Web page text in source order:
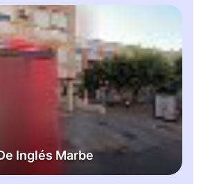
Inglés Marbe